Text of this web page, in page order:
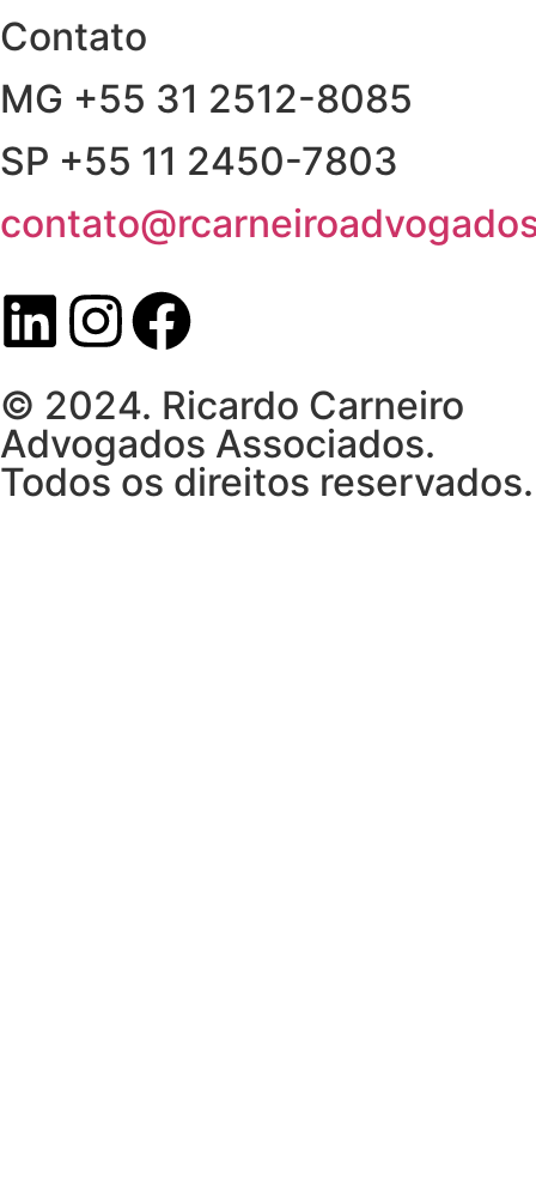
Contato
MG +55 31 2512-8085
SP +55 11 2450-7803
© 2024. Ricardo Carneiro
Advogados Associados.
Todos os direitos reservados.